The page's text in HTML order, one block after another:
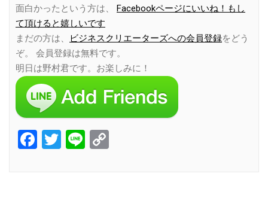
面白かったという方は、
Facebookページにいいね！もし
て頂けると嬉しいです
まだの方は、
ビジネスクリエーターズへの会員登録をどう
ぞ。 会員登録は無料です。
明日は野村君です。お楽しみに！
Facebook
Twitter
Line